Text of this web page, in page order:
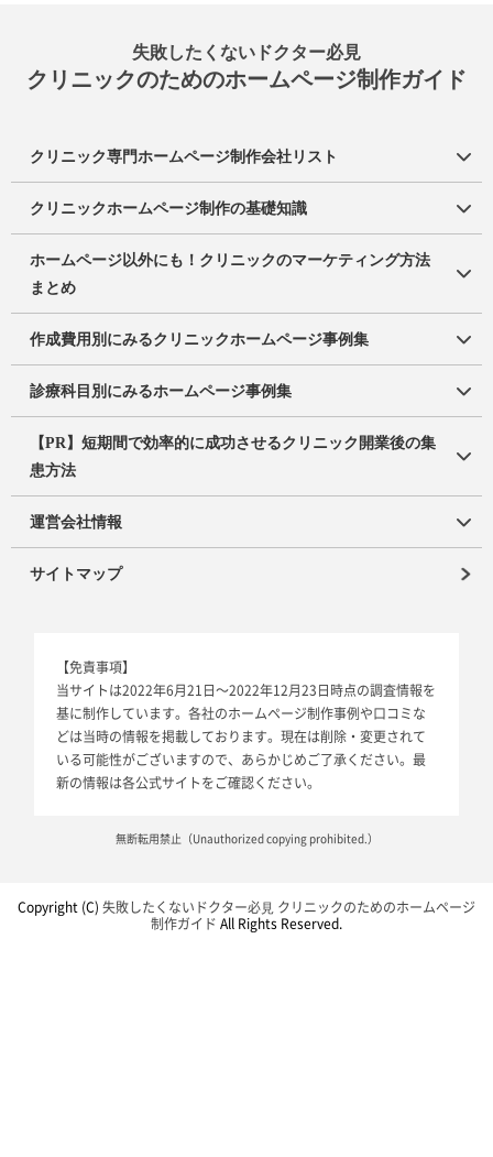
失敗したくないドクター必⾒
クリニックのためのホームページ制作ガイド
クリニック専門ホームページ制作会社リスト
クリニックホームページ制作の基礎知識
ホームページ以外にも！クリニックのマーケティング方法
まとめ
作成費用別にみるクリニックホームページ事例集
診療科目別にみるホームページ事例集
【PR】短期間で効率的に成功させるクリニック開業後の集
患方法
運営会社情報
サイトマップ
【免責事項】
当サイトは2022年6月21日～2022年12月23日時点の調査情報を
基に制作しています。各社のホームページ制作事例や口コミな
どは当時の情報を掲載しております。現在は削除・変更されて
いる可能性がございますので、あらかじめご了承ください。最
新の情報は各公式サイトをご確認ください。
無断転用禁止（Unauthorized copying prohibited.）
Copyright (C) 失敗したくないドクター必⾒ クリニックのためのホームページ
制作ガイド All Rights Reserved.